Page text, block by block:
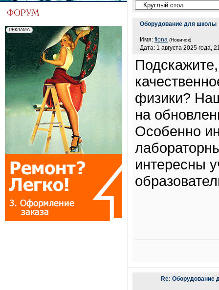
Оборудование для школы
Имя: fiona (Новичок)
Дата: 1 августа 2025 года,
физики?
на
Особенно
интересны
Re: Оборудование